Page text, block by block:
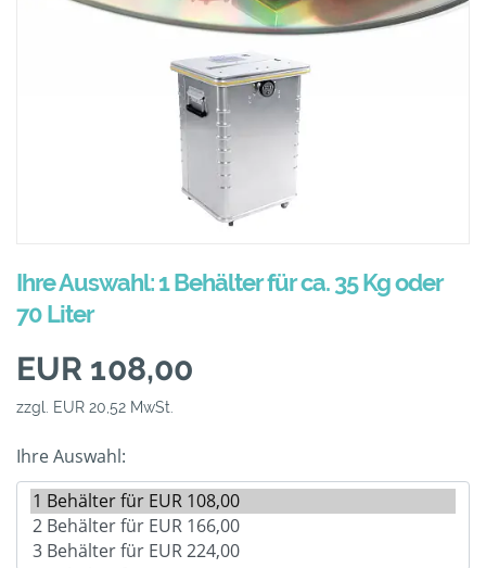
Ihre Auswahl: 1 Behälter für ca. 35 Kg oder
70 Liter
EUR 108,00
zzgl. EUR 20,52 MwSt.
Ihre Auswahl: